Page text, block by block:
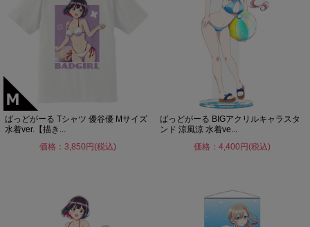
ばっどがーる Tシャツ 優谷優 Mサイズ
水着ver.【描き...
価格：3,850円(税込)
ばっどがーる BIGアクリルキャラスタ
ンド 涼風涼 水着ve...
価格：4,400円(税込)